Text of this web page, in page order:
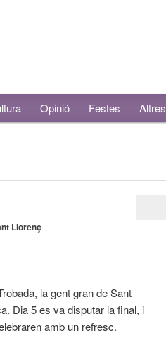
Opinió Festes Altres
Llorenç
la gent gran de Sant
Dia 5 es va disputar la final, i
amb un refresc.